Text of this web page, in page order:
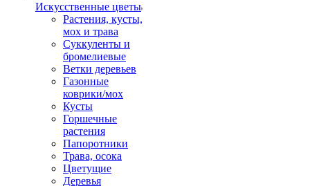
Искусственные цветы
Растения, кусты,
мох и трава
Суккуленты и
бромелиевые
Ветки деревьев
Газонные
коврики/мох
Кусты
Горшечные
растения
Папоротники
Трава, осока
Цветущие
Деревья